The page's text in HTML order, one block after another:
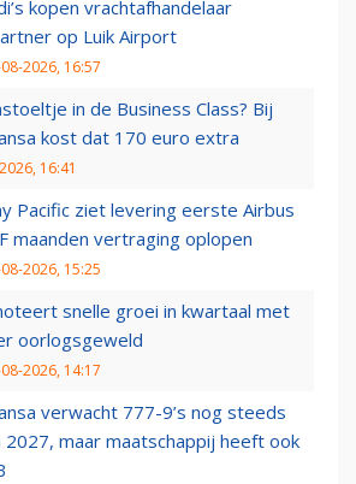
kopen vrachtafhandelaar
op Luik Airport
2026, 16:57
in de Business Class? Bij
kost dat 170 euro extra
16:41
Pacific ziet levering eerste Airbus
maanden vertraging oplopen
2026, 15:25
snelle groei in kwartaal met
oorlogsgeweld
2026, 14:17
verwacht 777-9’s nog steeds
2027, maar maatschappij heeft ook